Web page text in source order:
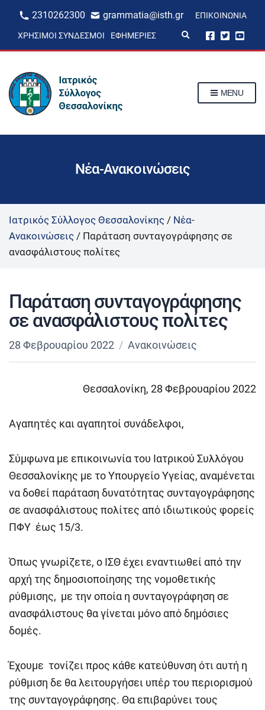
2310262300 grammatia@isth.gr ΕΠΙΚΟΙΝΩΝΊΑ
ΧΡΉΣΙΜΟΙ ΣΎΝΔΕΣΜΟΙ ΕΦΗΜΕΡΊΕΣ
p
m
MENU
Νέα-Ανακοινώσεις
Ιατρικός Σύλλογος Θεσσαλονίκης / Νέα-
Ανακοινώσεις / Παράταση συνταγογράφησης σε
ανασφάλιστους πολίτες
Παράταση συνταγογράφησης
σε ανασφάλιστους πολίτες
28 Φεβρουαρίου 2022 Ανακοινώσεις
Θεσσαλονίκη, 28 Φεβρουαρίου 2022
Αγαπητές και αγαπητοί συνάδελφοι,
Σύμφωνα με επικοινωνία του Ιατρικού Συλλόγου
Θεσσαλονίκης με το Υπουργείο Υγείας, αναμένεται
να δοθεί παράταση δυνατότητας συνταγογράφησης
σε ανασφάλιστους πολίτες από ιδιωτικούς φορείς
ΠΦΥ έως 15/3.
Όπως γνωρίζετε, ο ΙΣΘ έχει εναντιωθεί από την
αρχή της δημοσιοποίησης της νομοθετικής
ρύθμισης, με την οποία η συνταγογράφηση σε
ανασφάλιστους θα γίνεται μόνο από δημόσιες
δομές.
Έχουμε τονίζει προς κάθε κατεύθυνση ότι αυτή η
ρύθμιση δε θα λειτουργήσει υπέρ του περιορισμού
της συνταγογράφησης. Θα επιβαρύνει τους